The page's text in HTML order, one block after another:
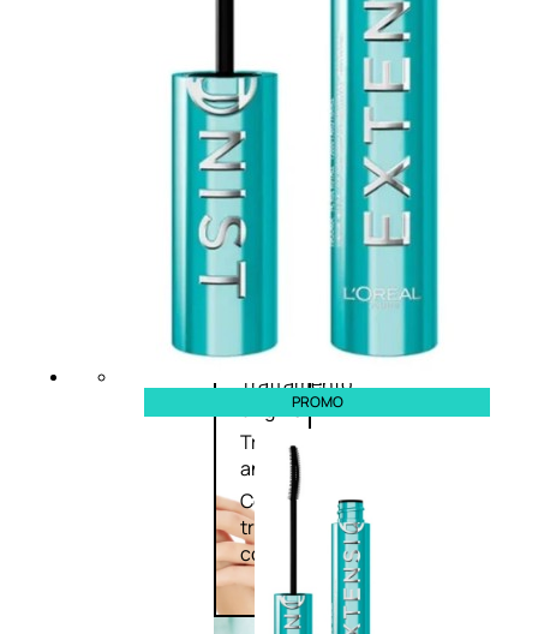
Corpo
Trattamento
corpo
mani e piedi
Trattamento
unghie
Trattamento
anticellulite
Cofanetti
trattamento
corpo
PROMO